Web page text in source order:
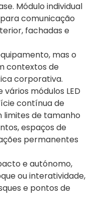
Módulo individual
comunicação
fachadas e
mas o
contextos de
corporativa.
módulos LED
contínua de
limites de tamanho
espaços de
permanentes
e autónomo,
ou interatividade,
e pontos de